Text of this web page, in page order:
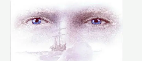
এনায়েত
মওলা
(SHACKLETONER
DASHASHLOKI
AVIJAN
ENAYET
MOULA)